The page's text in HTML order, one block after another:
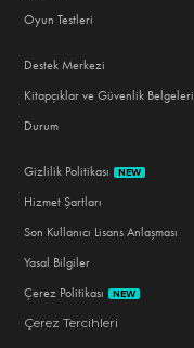
Oyun Testleri
Destek Merkezi
Kitapçıklar ve Güvenlik Belgeleri
Durum
Gizlilik Politikası NEW
Hizmet Şartları
Son Kullanıcı Lisans Anlaşması
Yasal Bilgiler
Çerez Politikası
NEW
Çerez Tercihleri